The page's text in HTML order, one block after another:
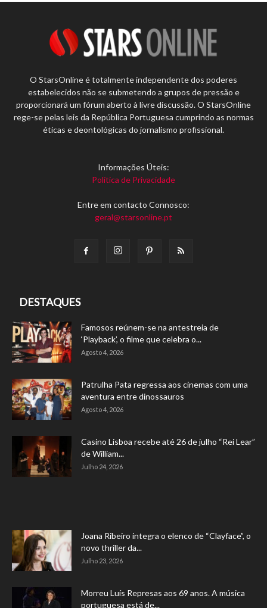
O StarsOnline é totalmente independente dos poderes
estabelecidos não se submetendo a grupos de pressão e
proporcionará um fórum aberto à livre discussão. O StarsOnline
rege-se pelas leis da República Portuguesa cumprindo as normas
éticas e deontológicas do jornalismo profissional.
Informações Úteis:
Política de Privacidade
Entre em contacto Connosco:
geral@starsonline.pt
DESTAQUES
Famosos reúnem-se na antestreia de
‘Playback’, o filme que celebra o...
Agosto 4, 2026
Patrulha Pata regressa aos cinemas com uma
aventura entre dinossauros
Agosto 4, 2026
Casino Lisboa recebe até 26 de julho “Rei Lear”
de William...
Julho 24, 2026
Joana Ribeiro integra o elenco de “Clayface”, o
novo thriller da...
Julho 23, 2026
Morreu Luís Represas aos 69 anos. A música
portuguesa está de...